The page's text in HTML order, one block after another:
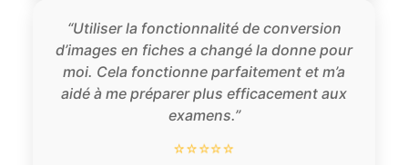
“Utiliser la fonctionnalité de conversion
d’images en fiches a changé la donne pour
moi. Cela fonctionne parfaitement et m’a
aidé à me préparer plus efficacement aux
examens.”
⭐⭐⭐⭐⭐